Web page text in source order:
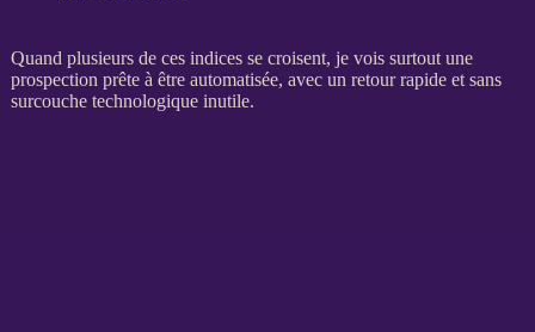
Quand plusieurs de ces indices se croisent, je vois surtout une
prospection prête à être automatisée, avec un retour rapide et sans
surcouche technologique inutile.